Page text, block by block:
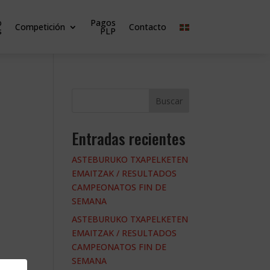
Competición Pagos
PLP Contacto
Buscar
Entradas recientes
ASTEBURUKO TXAPELKETEN
EMAITZAK / RESULTADOS
CAMPEONATOS FIN DE
SEMANA
ASTEBURUKO TXAPELKETEN
EMAITZAK / RESULTADOS
CAMPEONATOS FIN DE
SEMANA